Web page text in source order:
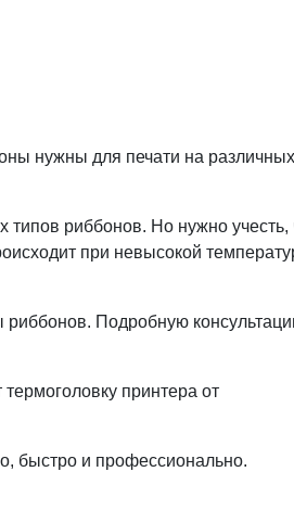
нужны для печати на различных
типов риббонов. Но нужно учесть,
при невысокой
риббонов. Подробную
принтера от
быстро и профессионально.